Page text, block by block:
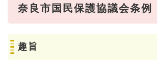
奈良市国民保護協議会条例
趣旨